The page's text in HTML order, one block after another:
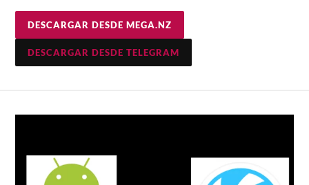
DESCARGAR DESDE MEGA.NZ
DESCARGAR DESDE TELEGRAM